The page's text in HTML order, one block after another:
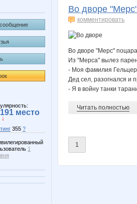
место
355 ?
1
Во дворе
комментировать
Во дворе "Мерс"
Из "Мерса" вылез
- Моя фамилия
Дед сел, разогнался и
- Я в войну танки
Читать полностью
1